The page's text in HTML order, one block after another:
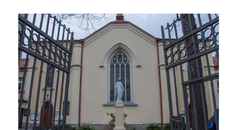
Kościół Stacyjny Wielkiego Postu 2021
Pierwsza Komunia Święta
Pierwsza Komunia Święta – Grupa 1
Pierwsza Komunia Święta – Grupa 2
Pierwsza Komunia Święta – Grupa 3
Boże Ciało